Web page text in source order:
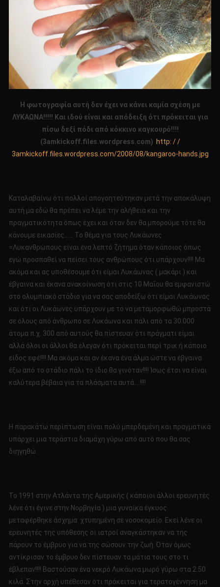
Η φωτογραφία αυτή δεν έχει να κάνει καμία σχέση με
ΛΥΚΑΩΝΑ!!!!! Και ιδού είναι και απόδειξη ότι πρόκειται για
πίσω δεξί πόδι από κόκκινο καγκουρό!!!!
(3amkickoff.files.wordpress.com) http: / /
3amkickoff.files.wordpress.com/2008/08/kangaroo-hands.jpg
Καταλαβαίνω ότι πολλοί απογοητεύτηκαν μετά την αποκάλυψη
αυτή μα εδώ θα πρέπει να λέμε την αλήθεια και την
πραγματικότητα όπως έχει και όταν δεν θα μπορούμε τότε θα
κάνουμε εικασίες…… Το θέμα για τους Λυκάωνες
=Λυκανθρώπους είναι ένα λεπτό ζήτημα όταν κάποιος όπως
εγώ προσπαθεί να πείσει τους ανθρώπους ότι υπάρχουν!!!! Μα
ακόμα και ας υποθέσουμε ότι είμαι Λυκάωνας ( μακάρι ) και
έβγαινα και έκανα ανακοίνωση ότι στις 10 Μαΐου θα εμφανιστώ
στο ολυμπιακό στάδιο για να σας αποδείξω ότι είμαι Λυκάωνας
και ότι οι Λυκάωνες υπάρχουν με το να μεταμορφωθώ μπροστά
σε όλους από άνθρωπο σε Λυκάωνα και πάλι από τα 30.000
άτομα π.χ. 300 από αυτούς θα πίστευαν ότι πράγματι είμαι
αλλά όλοι οι άλλοι θα έλεγαν ότι πρόκειται περί τρικ ή κάποιο
είδος εφέ!!!! Μα ακόμα και αν έκανα ένα άλμα ώστε να έβγαινα
έξω από το στάδιο πάλι το ίδιο θα γινόταν!!!! Ίσως έτσι να είναι
καλύτερα βέβαια για τα πλάσματα αυτά….!!!!
Η παρακάτω περίπτωση είναι πολύ μπερδεμένη και πραγματικά
υπάρχει μια τεράστια διαμάχη γύρω από αυτό που θα σας
διηγηθώ.
Το 1991 στην Ατλάντα της Αμερικής ( κάποιοι άλλοι ερευνητές
λένε ότι έγινε στην Νορβηγία ) μια γυναίκα έγκυος
μεταφέρθηκε άσχημα χτυπημένη σε νοσοκομείο. Εκεί λένε οι
ερευνητές της υπόθεσης οι ιατροί αναγκάστηκαν να της
πάρουν το έμβρυο για να της σώσουν την ζωή. Όταν όμως
αντίκρισαν το έμβρυο δεν πίστευαν τα μάτια τους στο τι
έβλεπαν!!!! Βαστούσαν ένα νεκρό Λυκάωνα μωρό γύρω στα 2.50
κιλά. Στην αρχή υπέθεσαν ότι πρόκειται για τερατογέννηση μα